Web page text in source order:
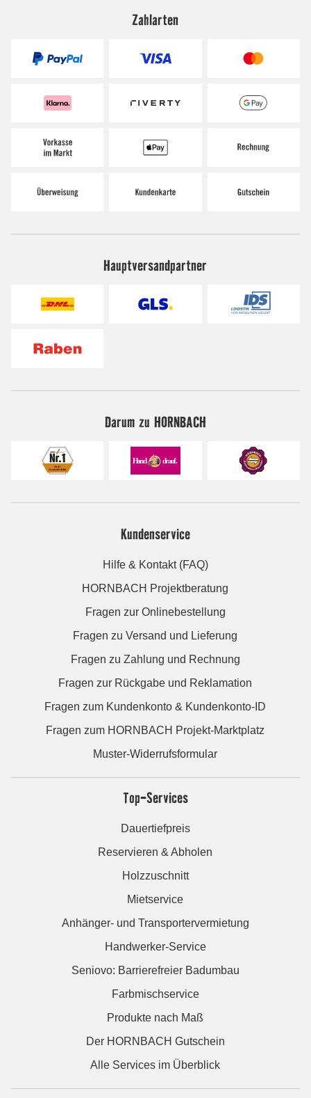
Zahlarten
Hauptversandpartner
Darum zu HORNBACH
Kundenservice
Hilfe & Kontakt (FAQ)
HORNBACH Projektberatung
Fragen zur Onlinebestellung
Fragen zu Versand und Lieferung
Fragen zu Zahlung und Rechnung
Fragen zur Rückgabe und Reklamation
Fragen zum Kundenkonto & Kundenkonto-ID
Fragen zum HORNBACH Projekt-Marktplatz
Muster-Widerrufsformular
Top-Services
Dauertiefpreis
Reservieren & Abholen
Holzzuschnitt
Mietservice
Anhänger- und Transportervermietung
Handwerker-Service
Seniovo: Barrierefreier Badumbau
Farbmischservice
Produkte nach Maß
Der HORNBACH Gutschein
Alle Services im Überblick